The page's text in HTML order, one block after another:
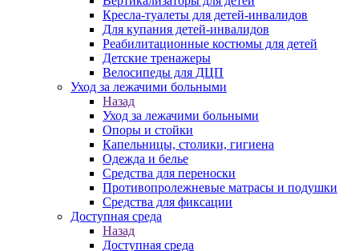
Кресла-туалеты для детей-инвалидов
Для купания детей-инвалидов
Реабилитационные костюмы для детей
Детские тренажеры
Велосипеды для ДЦП
Уход за лежачими больными
Назад
Уход за лежачими больными
Опоры и стойки
Капельницы, столики, гигиена
Одежда и белье
Средства для переноски
Противопролежневые матрасы и подушки
Средства для фиксации
Доступная среда
Назад
Доступная среда